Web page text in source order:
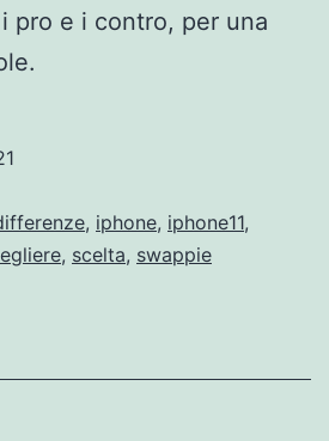
pro e i contro, per una
, iphone, iphone11,
, scelta, swappie